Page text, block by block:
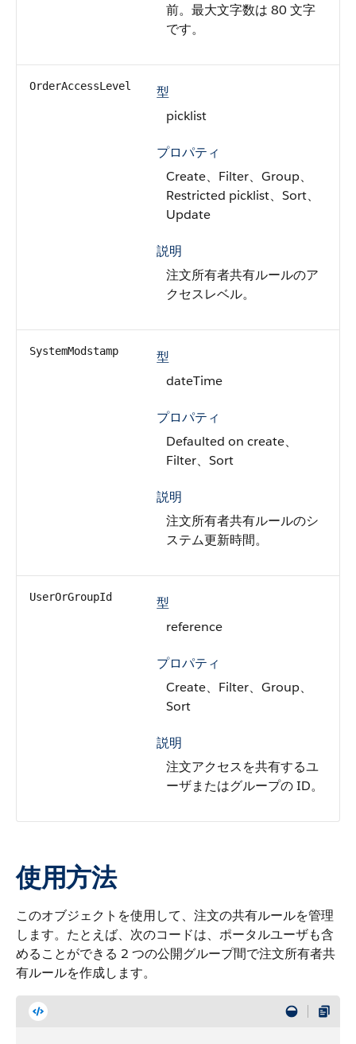
前。最大文字数は 80 文字
です。
OrderAccessLevel
型
picklist
プロパティ
Create、Filter、Group、
Restricted picklist、Sort、
Update
説明
注文所有者共有ルールのア
クセスレベル。
SystemModstamp
型
dateTime
プロパティ
Defaulted on create、
Filter、Sort
説明
注文所有者共有ルールのシ
ステム更新時間。
UserOrGroupId
型
reference
プロパティ
Create、Filter、Group、
Sort
説明
注文アクセスを共有するユ
ーザまたはグループの ID。
使用方法
このオブジェクトを使用して、注文の共有ルールを管理
します。たとえば、次のコードは、ポータルユーザも含
めることができる 2 つの公開グループ間で注文所有者共
有ルールを作成します。